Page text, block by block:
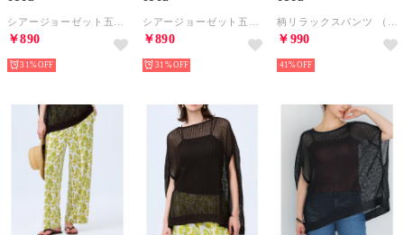
￥890
31%
￥890
31%
￥990
41%